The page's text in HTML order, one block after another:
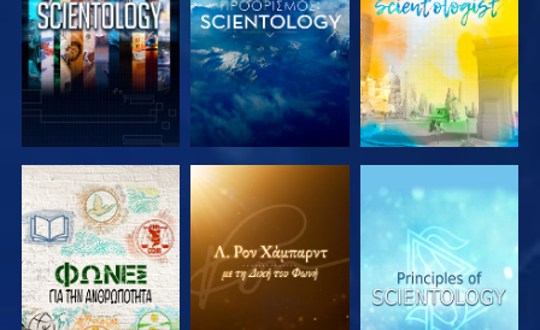
ΕΞΕΡΕΥΝΗΣΤΕ
ΤΗ ΣΕΙΡΑ
ΕΞΕΡΕΥΝΗΣΤΕ
ΤΗ ΣΕΙΡΑ
ΕΞΕΡΕΥΝΗΣΤΕ
ΤΗ ΣΕΙΡΑ